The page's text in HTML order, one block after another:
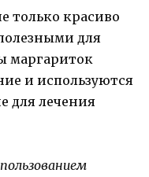
только красиво
для
маргариток
и используются
для лечения